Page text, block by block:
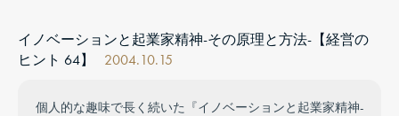
イノベーションと起業家精神-その原理と方法-【経営の
ヒント 64】
2004.10.15
個人的な趣味で長く続いた『イノベーションと起業家精神-